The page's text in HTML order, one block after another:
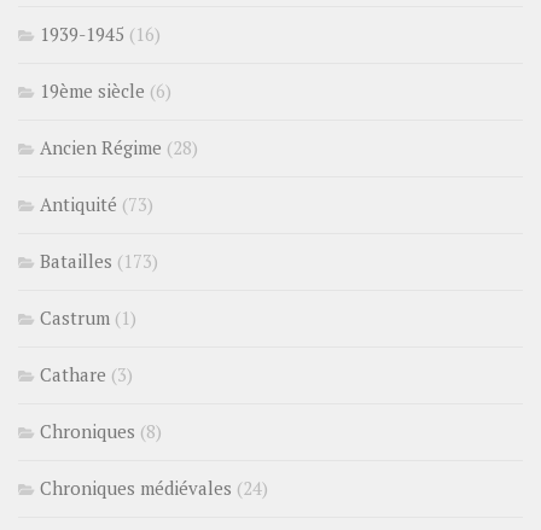
1939-1945 (16)
19ème siècle (6)
Ancien Régime (28)
Antiquité (73)
Batailles (173)
Castrum (1)
Cathare (3)
Chroniques (8)
Chroniques médiévales (24)